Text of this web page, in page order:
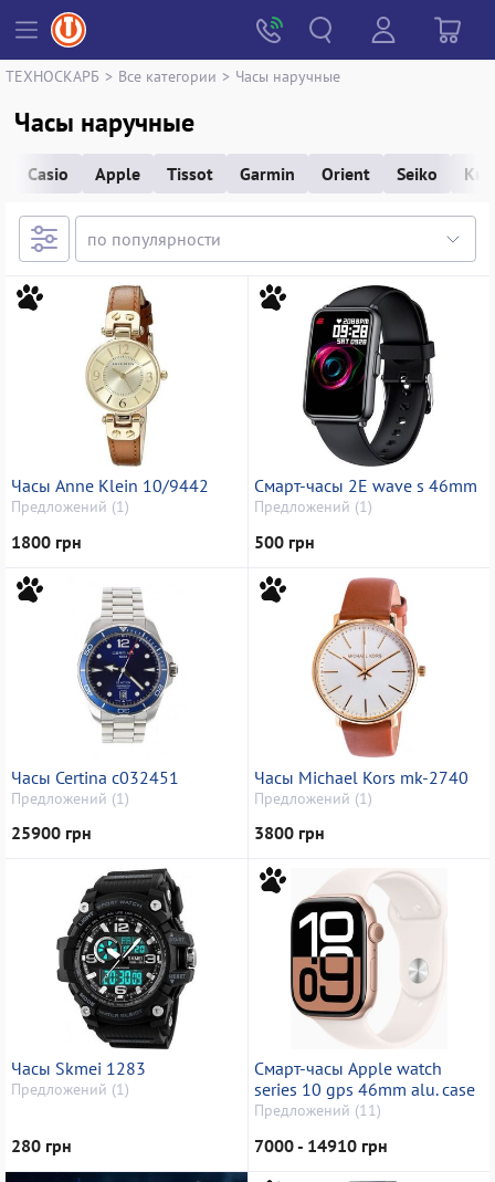
ТЕХНОСКАРБ > Все категории > Часы наручные
Часы наручные
Casio Apple Tissot Garmin Orient Seiko
Часы Anne Klein 10/9442
Предложений (1)
1800 грн
Смарт-часы 2E wave s 46mm
Предложений (1)
500 грн
Часы Certina c032451
Предложений (1)
25900 грн
Часы Michael Kors mk-2740
Предложений (1)
3800 грн
Часы Skmei 1283
Предложений (1)
280 грн
Смарт-часы Apple watch
series 10 gps 46mm alu. case
Предложений (11)
7000 - 14910 грн